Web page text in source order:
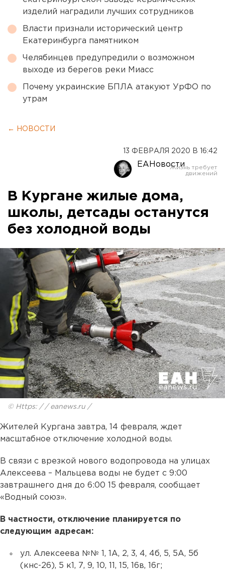
изделий наградили лучших сотрудников
Власти признали исторический центр
Екатеринбурга памятником
Челябинцев предупредили о возможном
выходе из берегов реки Миасс
Почему украинские БПЛА атакуют УрФО по
утрам
← НОВОСТИ
13 ФЕВРАЛЯ 2020 В 16:42
ЕАНовости
В Кургане жилые дома,
школы, детсады останутся
без холодной воды
© Https: / / eanews.ru /
Жителей Кургана завтра, 14 февраля, ждет
масштабное отключение холодной воды.
В связи с врезкой нового водопровода на улицах
Алексеева – Мальцева воды не будет с 9:00
завтрашнего дня до 6:00 15 февраля, сообщает
«Водный союз».
В частности, отключение планируется по
следующим адресам:
ул. Алексеева №№ 1, 1А, 2, 3, 4, 4б, 5, 5А, 5б
(кнс-26), 5 к1, 7, 9, 10, 11, 15, 16в, 16г;